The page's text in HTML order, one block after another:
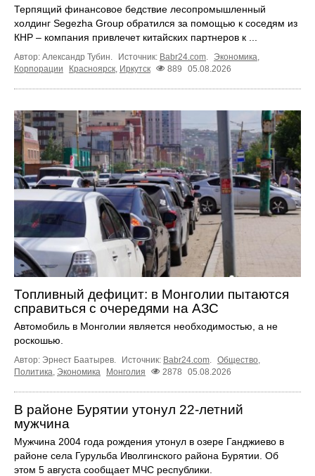
Терпящий финансовое бедствие лесопромышленный
холдинг Segezha Group обратился за помощью к соседям из
КНР – компания привлечет китайских партнеров к ...
Автор: Александр Тубин. Источник: Babr24.com. Экономика,
Корпорации
Красноярск, Иркутск 889 05.08.2026
Топливный дефицит: в Монголии пытаются
справиться с очередями на АЗС
Автомобиль в Монголии является необходимостью, а не
роскошью.
Автор: Эрнест Баатырев. Источник: Babr24.com. Общество,
Политика, Экономика Монголия 2878 05.08.2026
В районе Бурятии утонул 22-летний
мужчина
Мужчина 2004 года рождения утонул в озере Ганджиево в
районе села Гурульба Иволгинского района Бурятии. Об
этом 5 августа сообщает МЧС республики.